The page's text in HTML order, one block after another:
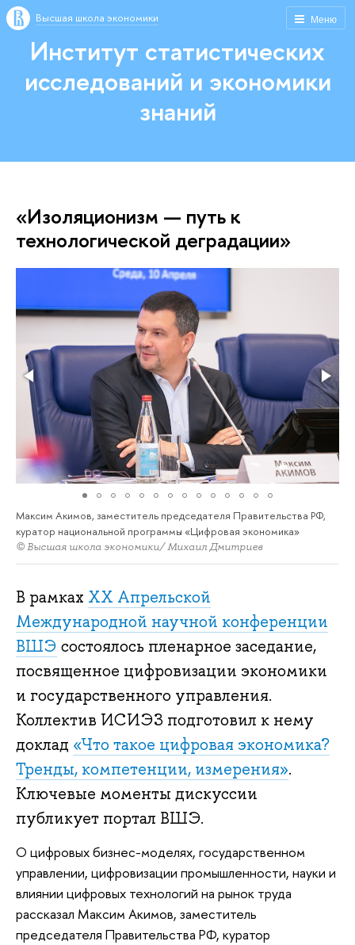
Меню
Высшая школа экономики
Институт статистических
исследований и экономики
знаний
«Изоляционизм — путь к
технологической деградации»
Максим Акимов, заместитель председателя Правительства РФ,
куратор национальной программы «Цифровая экономика»
© Высшая школа экономики/ Михаил Дмитриев
В рамках XX Апрельской
Международной научной конференции
ВШЭ состоялось пленарное заседание,
посвященное цифровизации экономики
и государственного управления.
Коллектив ИСИЭЗ подготовил к нему
доклад «Что такое цифровая экономика?
Тренды, компетенции, измерения».
Ключевые моменты дискуссии
публикует портал ВШЭ.
О цифровых бизнес-моделях, государственном
управлении, цифровизации промышленности, науки и
влиянии цифровых технологий на рынок труда
рассказал Максим Акимов, заместитель
председателя Правительства РФ, куратор